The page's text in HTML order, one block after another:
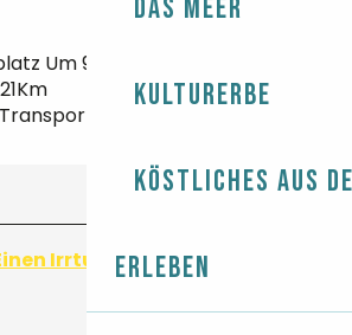
Das Meer
Kulturerbe
Köstliches aus
Erleben
Um 94Km
Um 400m
Irrtum angeben